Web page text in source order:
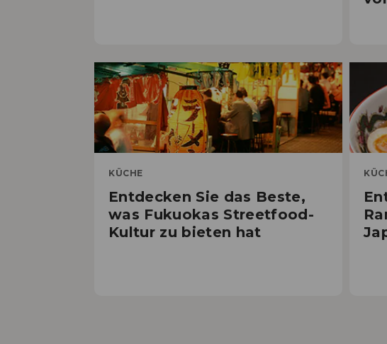
KÜCHE
Entdecken Sie das Beste,
was Fukuokas Streetfood-
Kultur zu bieten hat